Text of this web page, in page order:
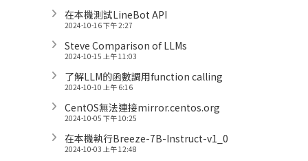
在本機測試LineBot API
2024-10-16 下午 2:27
Steve Comparison of LLMs
2024-10-15 上午 11:03
了解LLM的函數調用function calling
2024-10-10 上午 6:16
CentOS無法連接mirror.centos.org
2024-10-05 下午 10:25
在本機執行Breeze-7B-Instruct-v1_0
2024-10-03 上午 12:48